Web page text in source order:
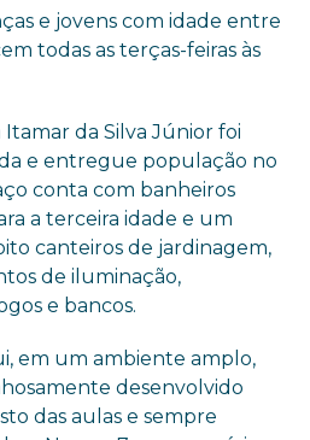
e jovens com idade entre
todas as terças-feiras às
Itamar da Silva Júnior foi
e entregue população no
conta com banheiros
a terceira idade e um
canteiros de jardinagem,
de iluminação,
e bancos.
em um ambiente amplo,
desenvolvido
das aulas e sempre